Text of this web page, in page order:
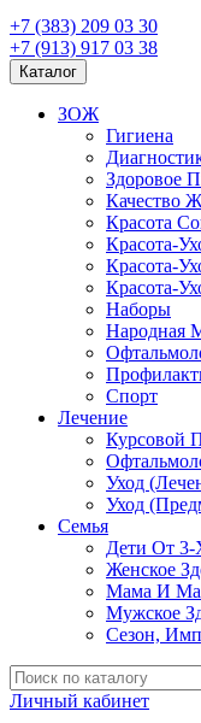
+7 (383) 209 03 30
+7 (913) 917 03 38
Каталог
ЗОЖ
Гигиена
Здоровое
Качество
Красота
Красота-
Красота-
Красота-
Наборы
Народная
Спорт
Лечение
Курсовой
Уход
Уход
Семья
Дети От
Женское
Мама И
Мужское
Сезон,
Личный кабинет